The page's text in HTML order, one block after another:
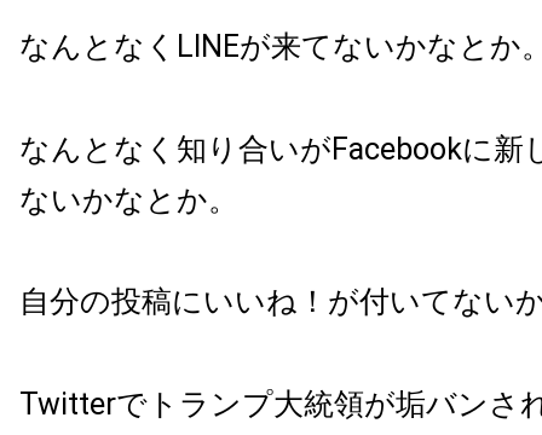
なんとなくLINEが来てないかなとか
なんとなく知り合いがFacebookに新
ないかなとか。
自分の投稿にいいね！が付いてない
Twitterでトランプ大統領が垢バンさ